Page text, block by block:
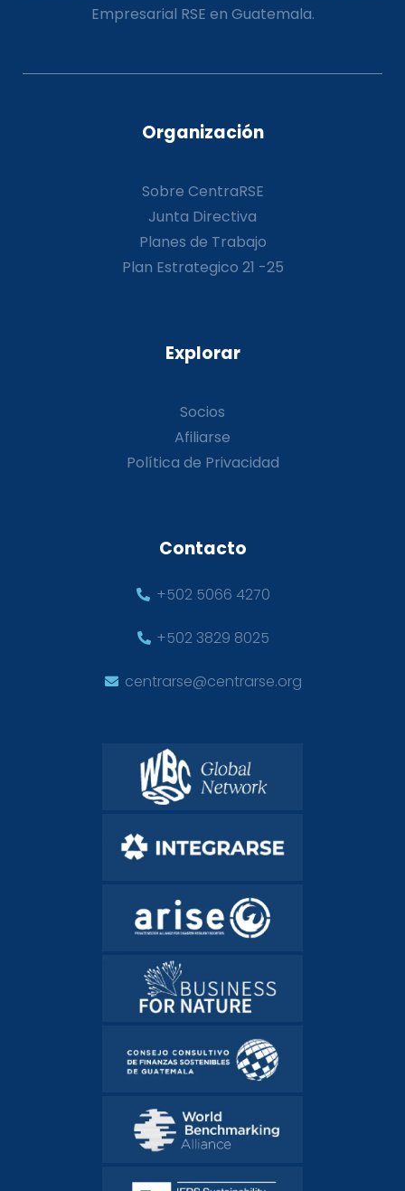
Empresarial RSE en Guatemala.
Organización
Sobre CentraRSE
Junta Directiva
Planes de Trabajo
Plan Estrategico 21 -25
Explorar
Socios
Afiliarse
Política de Privacidad
Contacto
+502 5066 4270
+502 3829 8025
centrarse@centrarse.org